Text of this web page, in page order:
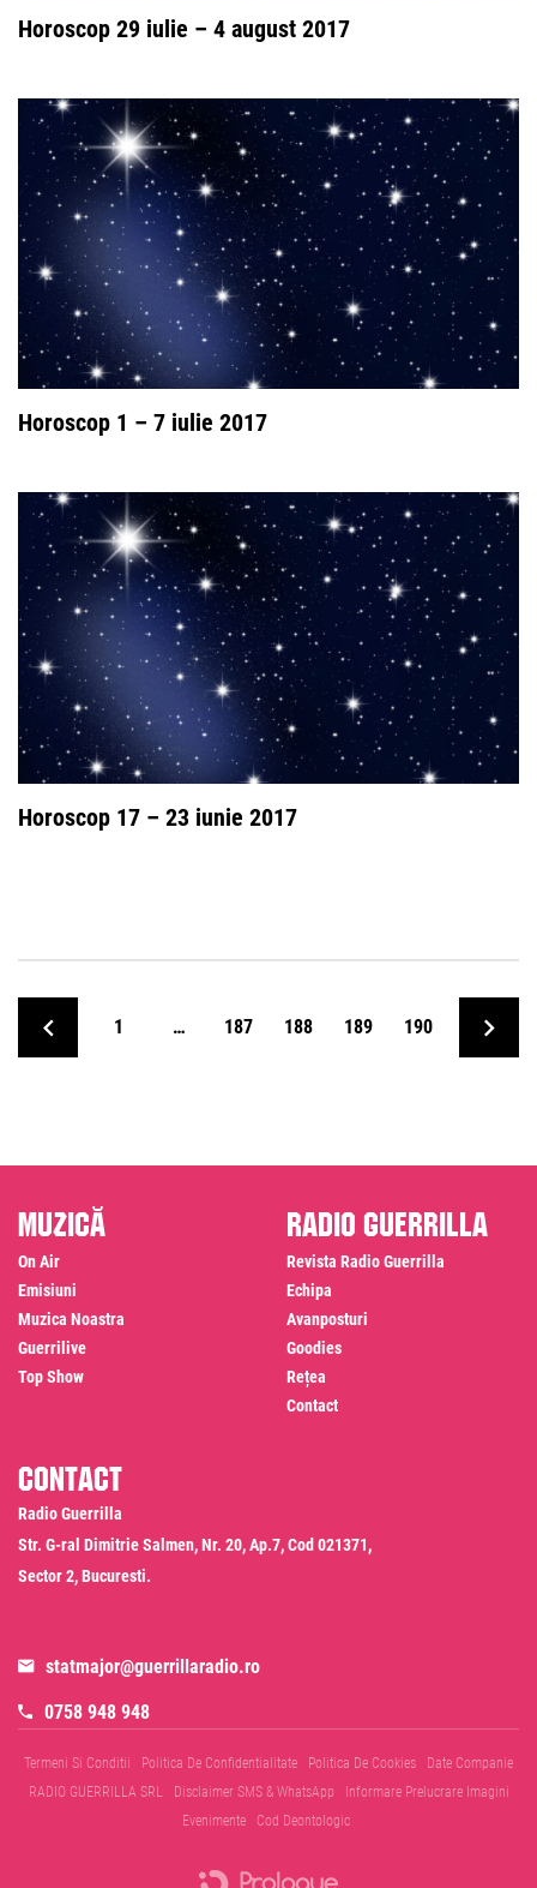
Horoscop 29 iulie – 4 august 2017
Horoscop 1 – 7 iulie 2017
Horoscop 17 – 23 iunie 2017
1 … 187 188 189 190
Muzică
On Air
Emisiuni
Muzica Noastra
Guerrilive
Top Show
Radio Guerrilla
Revista Radio Guerrilla
Echipa
Avanposturi
Goodies
Rețea
Contact
Contact
Radio Guerrilla
Str. G-ral Dimitrie Salmen, Nr. 20, Ap.7, Cod 021371,
Sector 2, Bucuresti.
statmajor@guerrillaradio.ro
0758 948 948
Termeni Si Conditii Politica De Confidentialitate Politica De Cookies
Date Companie
RADIO GUERRILLA SRL
Disclaimer SMS & WhatsApp
Informare Prelucrare Imagini
Evenimente
Cod Deontologic